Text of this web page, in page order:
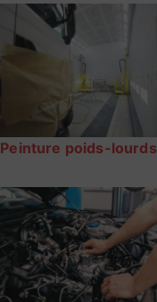
Peinture poids-lourds